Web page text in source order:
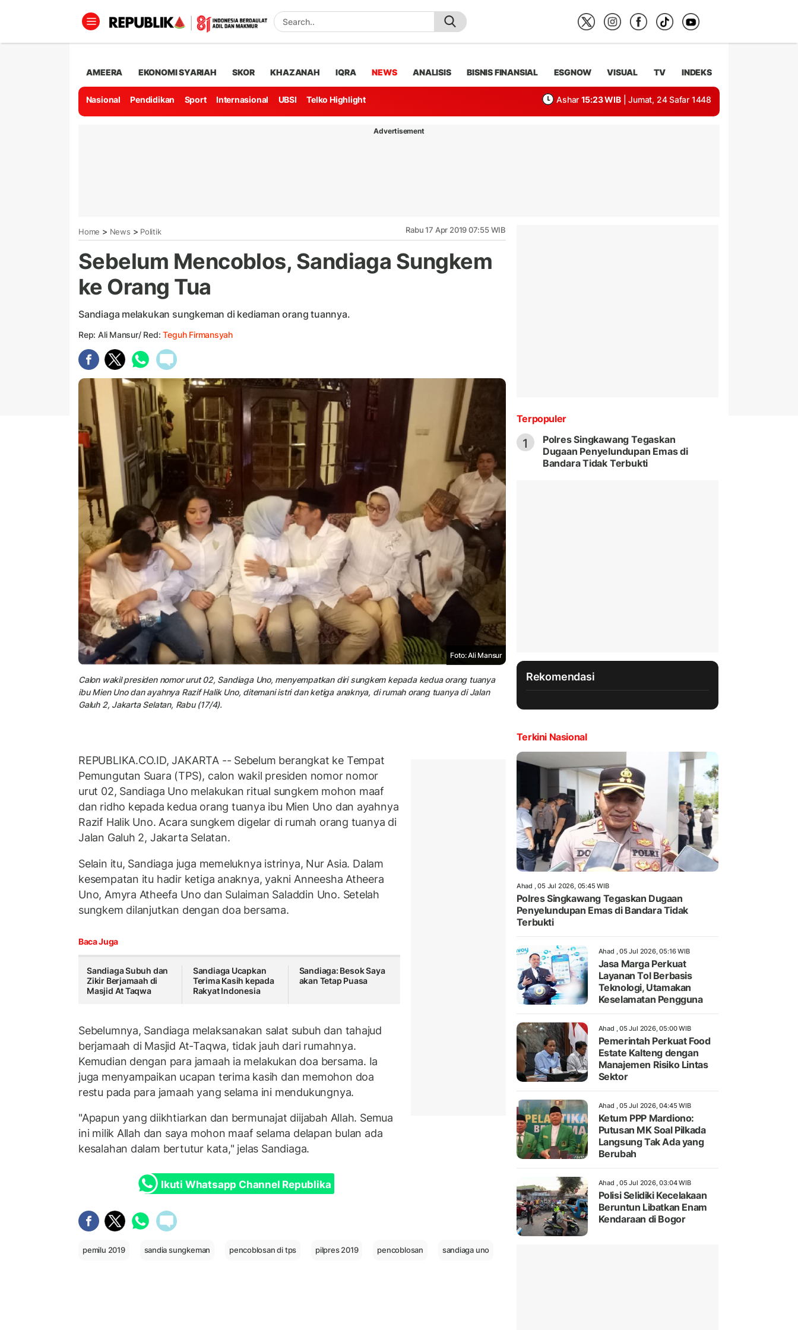
AMEERA EKONOMI SYARIAH SKOR KHAZANAH IQRA NEWS ANALISIS BISNIS FINANSIAL ESGNOW VISUAL TV INDEKS
Nasional Pendidikan Sport Internasional UBSI Telko Highlight Ashar 15:23 WIB | Jumat, 24 Safar 1448
Advertisement
Home > News > Politik Rabu 17 Apr 2019 07:55 WIB
Sebelum Mencoblos, Sandiaga Sungkem
ke Orang Tua
Sandiaga melakukan sungkeman di kediaman orang tuannya.
Rep: Ali Mansur/ Red:Teguh Firmansyah
Foto: Ali Mansur
Calon wakil presiden nomor urut 02, Sandiaga Uno, menyempatkan diri sungkem kepada kedua orang tuanya
ibu Mien Uno dan ayahnya Razif Halik Uno, ditemani istri dan ketiga anaknya, di rumah orang tuanya di Jalan
Galuh 2, Jakarta Selatan, Rabu (17/4).
REPUBLIKA.CO.ID, JAKARTA -- Sebelum berangkat ke Tempat
Pemungutan Suara (TPS), calon wakil presiden nomor nomor
urut 02, Sandiaga Uno melakukan ritual sungkem mohon maaf
dan ridho kepada kedua orang tuanya ibu Mien Uno dan ayahnya
Razif Halik Uno. Acara sungkem digelar di rumah orang tuanya di
Jalan Galuh 2, Jakarta Selatan.
Selain itu, Sandiaga juga memeluknya istrinya, Nur Asia. Dalam
kesempatan itu hadir ketiga anaknya, yakni Anneesha Atheera
Uno, Amyra Atheefa Uno dan Sulaiman Saladdin Uno. Setelah
sungkem dilanjutkan dengan doa bersama.
Baca Juga
Sandiaga Subuh dan
Zikir Berjamaah di
Masjid At Taqwa
Sandiaga Ucapkan
Terima Kasih kepada
Rakyat Indonesia
Sandiaga: Besok Saya
akan Tetap Puasa
Sebelumnya, Sandiaga melaksanakan salat subuh dan tahajud
berjamaah di Masjid At-Taqwa, tidak jauh dari rumahnya.
Kemudian dengan para jamaah ia melakukan doa bersama. Ia
juga menyampaikan ucapan terima kasih dan memohon doa
restu pada para jamaah yang selama ini mendukungnya.
"Apapun yang diikhtiarkan dan bermunajat diijabah Allah. Semua
ini milik Allah dan saya mohon maaf selama delapan bulan ada
kesalahan dalam bertutur kata," jelas Sandiaga.
Ikuti Whatsapp Channel Republika
pemilu 2019 sandia sungkeman pencoblosan di tps pilpres 2019 pencoblosan sandiaga uno
Terpopuler
1
Polres Singkawang Tegaskan
Dugaan Penyelundupan Emas di
Bandara Tidak Terbukti
Rekomendasi
Terkini Nasional
Ahad , 05 Jul 2026, 05:45 WIB
Polres Singkawang Tegaskan Dugaan
Penyelundupan Emas di Bandara Tidak
Terbukti
Ahad , 05 Jul 2026, 05:16 WIB
Jasa Marga Perkuat
Layanan Tol Berbasis
Teknologi, Utamakan
Keselamatan Pengguna
Ahad , 05 Jul 2026, 05:00 WIB
Pemerintah Perkuat Food
Estate Kalteng dengan
Manajemen Risiko Lintas
Sektor
Ahad , 05 Jul 2026, 04:45 WIB
Ketum PPP Mardiono:
Putusan MK Soal Pilkada
Langsung Tak Ada yang
Berubah
Ahad , 05 Jul 2026, 03:04 WIB
Polisi Selidiki Kecelakaan
Beruntun Libatkan Enam
Kendaraan di Bogor